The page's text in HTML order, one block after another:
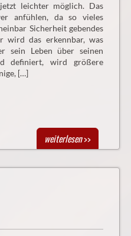
leichter möglich. Das
anfühlen, da so vieles
Sicherheit gebendes
wird das erkennbar, was
sein Leben über seinen
definiert, wird größere
[…]
weiterlesen>>